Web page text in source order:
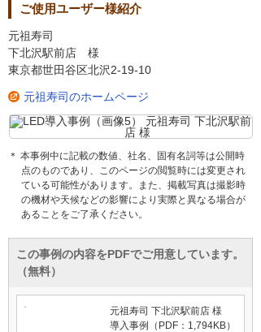
ご使用ユーザー様紹介
元祖寿司
下北沢駅前店 様
東京都世田谷区北沢2-19-10
元祖寿司のホームページ
＊ 本事例中に記載の数値、社名、固有名詞等は公開時
点のものであり、このページの閲覧時には変更され
ている可能性があります。また、掲載写真は撮影時
の機材や天候などの影響により実際と異なる場合が
あることをご了承ください。
この事例の内容をPDFでご用意しています。
（無料）
元祖寿司 下北沢駅前店 様
導入事例（PDF：1,794KB）